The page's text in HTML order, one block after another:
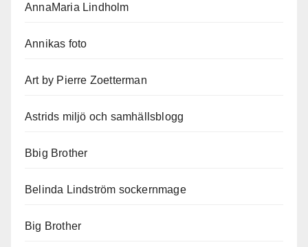
AnnaMaria Lindholm
Annikas foto
Art by Pierre Zoetterman
Astrids miljö och samhällsblogg
Bbig Brother
Belinda Lindström sockernmage
Big Brother